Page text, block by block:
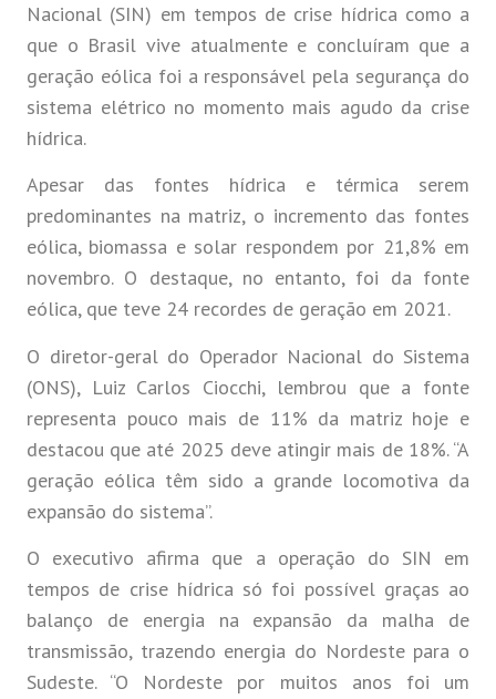
Nacional (SIN) em tempos de crise hídrica como a
que o Brasil vive atualmente e concluíram que a
geração eólica foi a responsável pela segurança do
sistema elétrico no momento mais agudo da crise
hídrica.
Apesar das fontes hídrica e térmica serem
predominantes na matriz, o incremento das fontes
eólica, biomassa e solar respondem por 21,8% em
novembro. O destaque, no entanto, foi da fonte
eólica, que teve 24 recordes de geração em 2021.
O diretor-geral do Operador Nacional do Sistema
(ONS), Luiz Carlos Ciocchi, lembrou que a fonte
representa pouco mais de 11% da matriz hoje e
destacou que até 2025 deve atingir mais de 18%. “A
geração eólica têm sido a grande locomotiva da
expansão do sistema”.
O executivo afirma que a operação do SIN em
tempos de crise hídrica só foi possível graças ao
balanço de energia na expansão da malha de
transmissão, trazendo energia do Nordeste para o
Sudeste. “O Nordeste por muitos anos foi um